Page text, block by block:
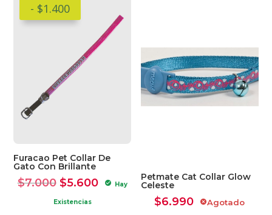
- $1.400
Furacao Pet Collar De
Gato Con Brillante
$7.000 El
precio
$5.600Elcheck_circle Hay
Existencias
Petmate Cat Collar Glow
Celeste
$6.990 cancelAgotado